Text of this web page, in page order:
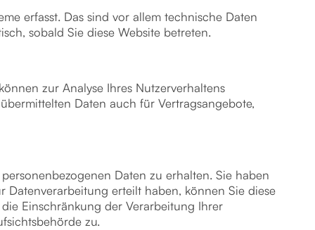
erfasst. Das sind vor allem technische Daten
sobald Sie diese Website betreten.
zur Analyse Ihres Nutzerverhaltens
Daten auch für Vertragsangebote,
Daten zu erhalten. Sie haben
erteilt haben, können Sie diese
Einschränkung der Verarbeitung Ihrer
zu.